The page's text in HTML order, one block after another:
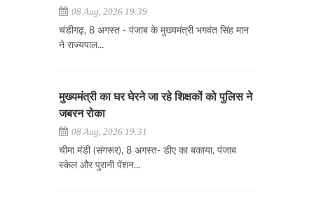
08 Aug, 2026 19:39
चंडीगढ़, 8 अगस्त - पंजाब के मुख्यमंत्री भगवंत सिंह मान
ने राज्यपाल...
मुख्यमंत्री का घर घेरने जा रहे शिक्षकों को पुलिस ने
जबरन रोका
08 Aug, 2026 19:31
चीमा मंडी (संगरूर), 8 अगस्त- डीए का बकाया, पंजाब
स्केल और पुरानी पेंशन...